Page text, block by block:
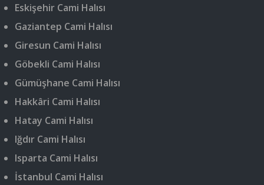
Eskişehir Cami Halısı
Gaziantep Cami Halısı
Giresun Cami Halısı
Göbekli Cami Halısı
Gümüşhane Cami Halısı
Hakkâri Cami Halısı
Hatay Cami Halısı
Iğdır Cami Halısı
Isparta Cami Halısı
İstanbul Cami Halısı